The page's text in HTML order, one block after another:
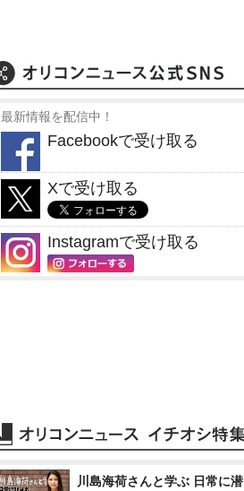
最新情報を配信中！
Facebookで受け取る
Xで受け取る
Instagramで受け取る
川島海荷さんと学ぶ 日常に潜